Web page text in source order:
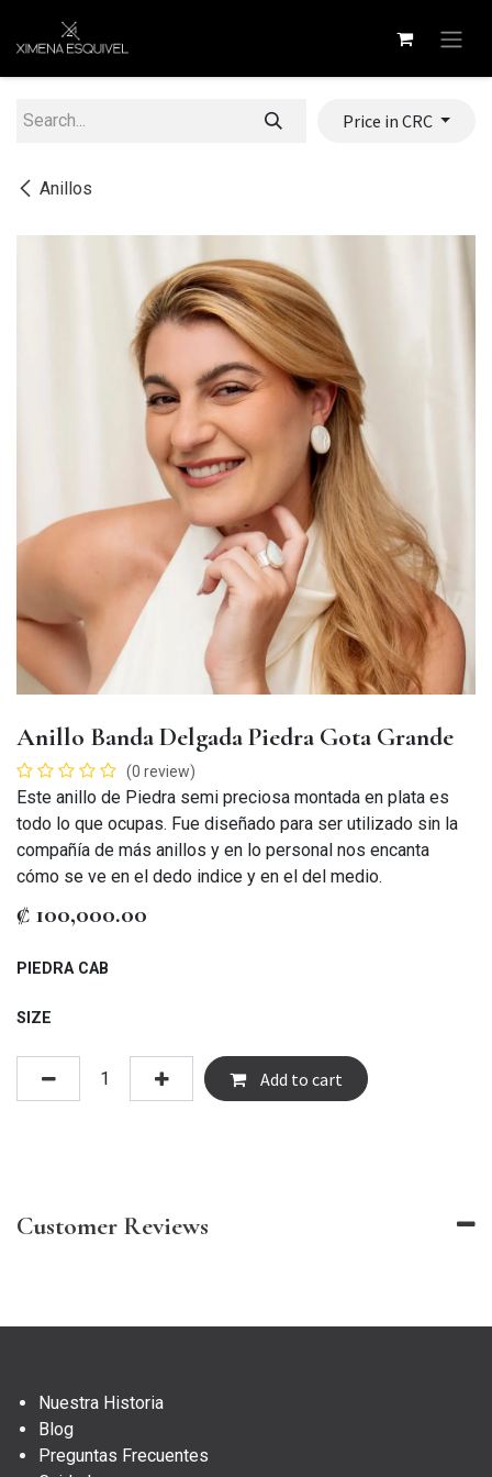
Anillos
Price in CRC
Anillo Banda Delgada Piedra Gota Grande
(0 review)
Este anillo de Piedra semi preciosa montada en plata es
todo lo que ocupas. Fue diseñado para ser utilizado sin la
compañía de más anillos y en lo personal nos encanta
cómo se ve en el dedo indice y en el del medio.
₡ 100,000.00
PIEDRA CAB
SIZE
Add to cart
Customer Reviews
Nuestra Historia
Blog
Preguntas Frecuentes